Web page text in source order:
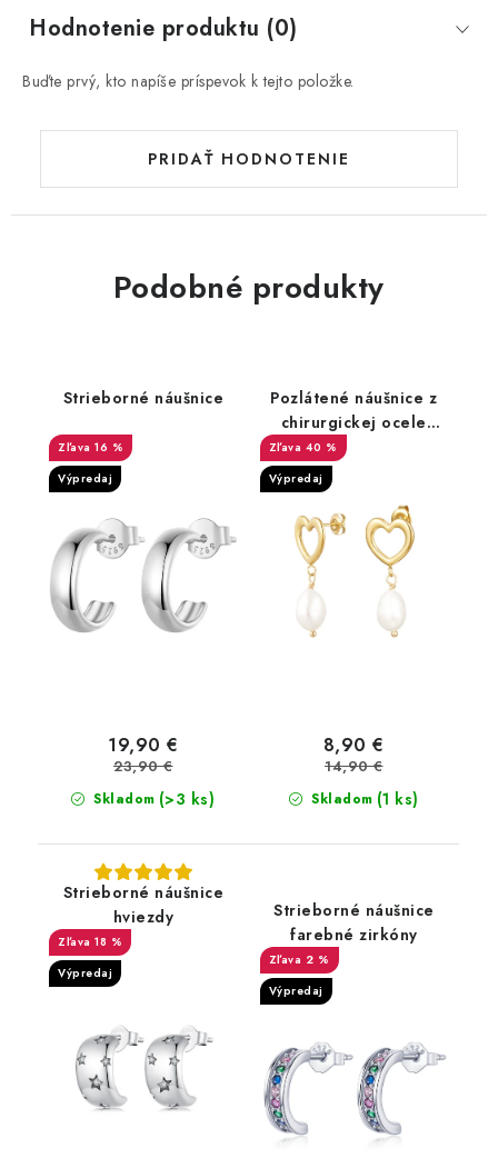
Hodnotenie produktu (0)
Buďte prvý, kto napíše príspevok k tejto položke.
PRIDAŤ HODNOTENIE
Podobné produkty
Strieborné náušnice
16 %
Výpredaj
Skladom (>3 ks)
19,90 €
23,90 €
Pozlátené náušnice z
chirurgickej ocele
srdce
40 %
Výpredaj
Skladom (1 ks)
8,90 €
14,90 €
Strieborné náušnice
hviezdy
18 %
Výpredaj
Strieborné náušnice
farebné zirkóny
2 %
Výpredaj